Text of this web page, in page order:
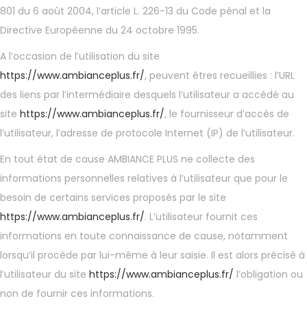
801 du 6 août 2004, l’article L. 226-13 du Code pénal et la
Directive Européenne du 24 octobre 1995.
A l’occasion de l’utilisation du site
https://www.ambianceplus.fr/, peuvent êtres recueillies : l’URL
des liens par l’intermédiaire desquels l’utilisateur a accédé au
site https://www.ambianceplus.fr/, le fournisseur d’accès de
l’utilisateur, l’adresse de protocole Internet (IP) de l’utilisateur.
En tout état de cause AMBIANCE PLUS ne collecte des
informations personnelles relatives à l’utilisateur que pour le
besoin de certains services proposés par le site
https://www.ambianceplus.fr/. L’utilisateur fournit ces
informations en toute connaissance de cause, notamment
lorsqu’il procède par lui-même à leur saisie. Il est alors précisé à
l’utilisateur du site https://www.ambianceplus.fr/ l’obligation ou
non de fournir ces informations.